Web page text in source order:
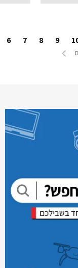
9
8
7
6